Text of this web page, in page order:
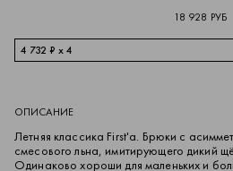
18 928 РУБ
4 732 ₽ x 4
ОПИСАНИЕ
Летняя классика First'a. Брюки с
смесового льна, имитирующего дикий
Одинаково хороши для маленьких и